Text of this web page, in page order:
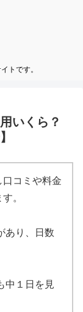
トです。
いくら？
コミや料金
。
あり、日数
中１日を見